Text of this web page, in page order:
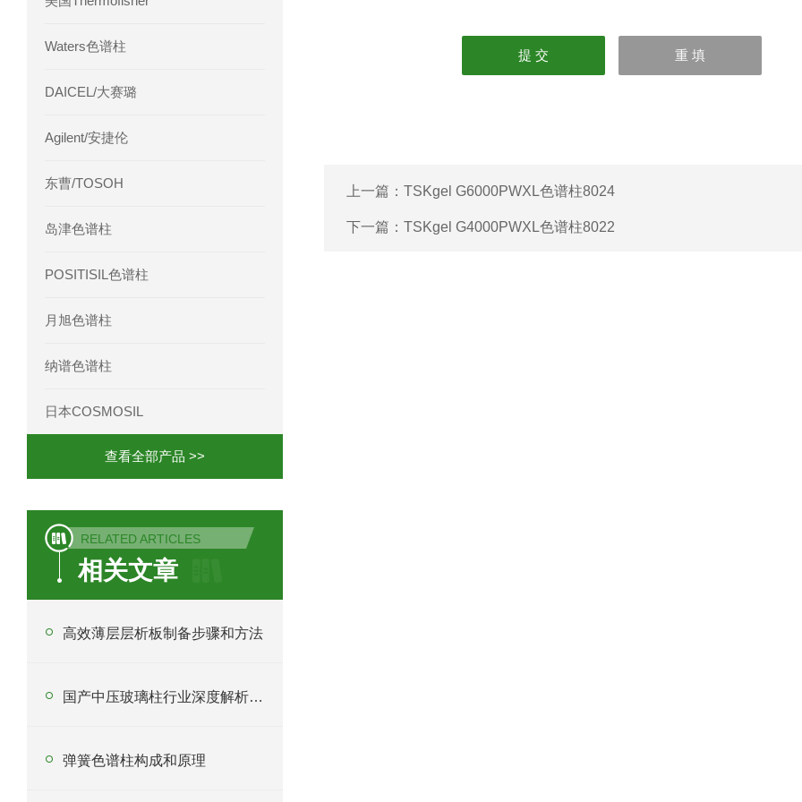
Waters色谱柱
DAICEL/大赛璐
Agilent/安捷伦
东曹/TOSOH
岛津色谱柱
POSITISIL色谱柱
月旭色谱柱
纳谱色谱柱
日本COSMOSIL
查看全部产品 >>
RELATED ARTICLES
相关文章
高效薄层层析板制备步骤和方法
国产中压玻璃柱行业深度解析与采购指南
弹簧色谱柱构成和原理
上一篇： TSKgel G6000PWXL色谱柱8024
下一篇： TSKgel G4000PWXL色谱柱8022